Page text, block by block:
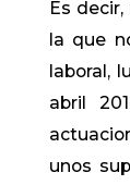
Es
la que
laboral,
abril
unos